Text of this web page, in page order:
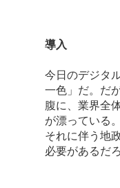
導入
今日のデジタ
一色」だ。だ
腹に、業界全
が漂っている
それに伴う地
必要があるだろ